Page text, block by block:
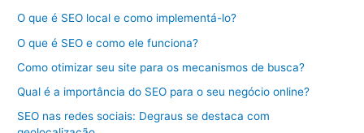
O que é SEO local e como implementá-lo?
O que é SEO e como ele funciona?
Como otimizar seu site para os mecanismos de busca?
Qual é a importância do SEO para o seu negócio online?
SEO nas redes sociais: Degraus se destaca com